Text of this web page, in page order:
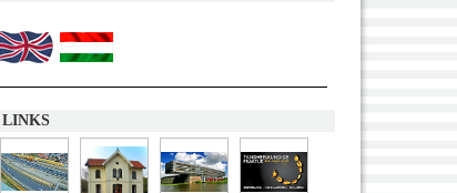
LINKS